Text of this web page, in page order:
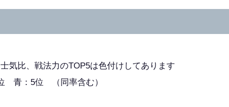
気比、戦法力のTOP5は色付けしてあります
青：5位 （同率含む）